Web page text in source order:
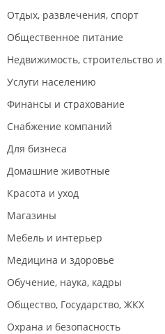
Отдых, развлечения, спорт
Общественное питание
Недвижимость, строительство
Услуги населению
Финансы и страхование
Снабжение компаний
Для бизнеса
Домашние животные
Красота и уход
Магазины
Мебель и интерьер
Медицина и здоровье
Обучение, наука, кадры
Общество, Государство, ЖКХ
Охрана и безопасность